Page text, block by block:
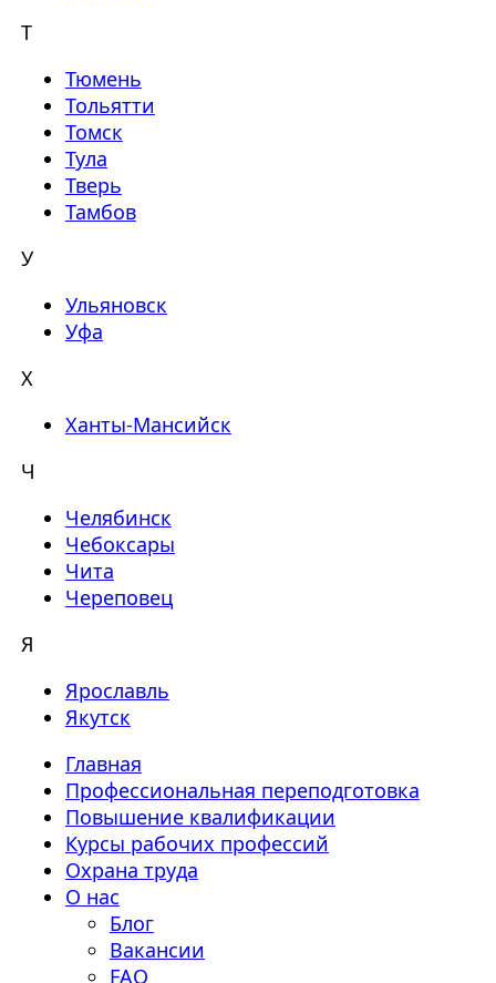
Т
Тюмень
Тольятти
Томск
Тула
Тверь
Тамбов
У
Ульяновск
Уфа
Х
Ханты-Мансийск
Ч
Челябинск
Чебоксары
Чита
Череповец
Я
Ярославль
Якутск
Главная
Профессиональная переподготовка
Повышение квалификации
Курсы рабочих профессий
Охрана труда
О нас
Блог
Вакансии
FAQ